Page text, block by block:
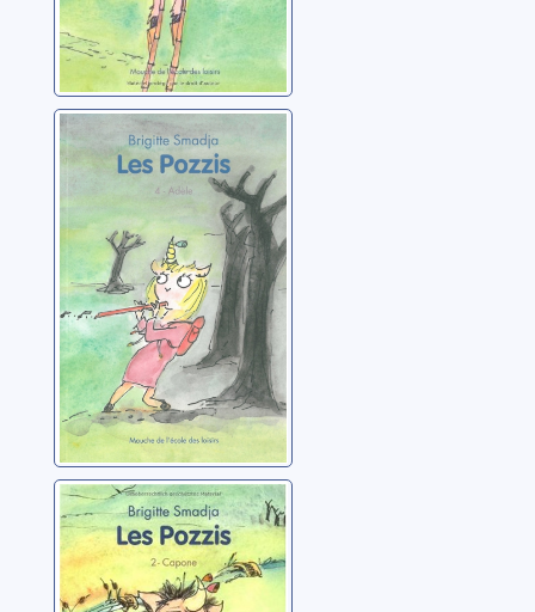
Les Pozzis: 04:
Adèle
Smadja, Brigitte
Les Pozzis: 02:
Capone
Smadja, Brigitte